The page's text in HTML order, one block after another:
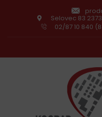
Selovec 83
02/87 10 840